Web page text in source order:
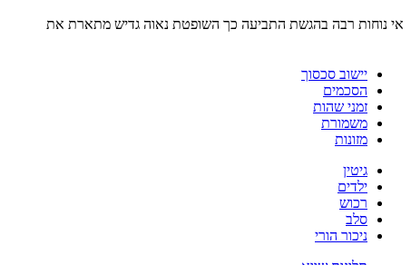
אי נוחות רבה בהגשת התביעה כך השופטת נאוה גדיש מתארת את
יישוב סכסוך
הסכמים
זמני שהות
משמורת
מזונות
גיטין
ילדים
רכוש
סלב
ניכור הורי